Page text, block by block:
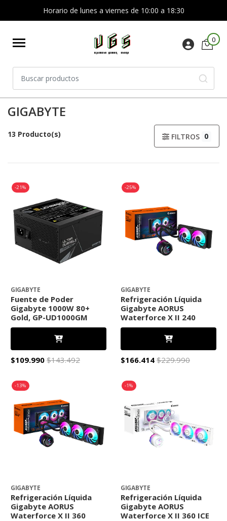
Horario de lunes a viernes de 10:00 a 18:30
0
GIGABYTE
13 Producto(s) FILTROS 0
-21%
GIGABYTE
Fuente de Poder
Gigabyte 1000W 80+
Gold, GP-UD1000GM
$109.990 $143.492
-25%
GIGABYTE
Refrigeración Líquida
Gigabyte AORUS
Waterforce X II 240
$166.414 $229.990
-13%
GIGABYTE
Refrigeración Líquida
Gigabyte AORUS
Waterforce X II 360
-1%
GIGABYTE
Refrigeración Líquida
Gigabyte AORUS
Waterforce X II 360 ICE